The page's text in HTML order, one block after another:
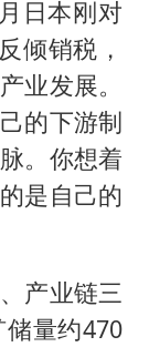
日本刚对
倾销税，
业发展。
的下游制
。你想着
是自己的
产业链三
量约470